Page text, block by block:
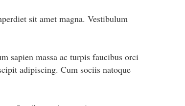
sit amet magna. Vestibulum
sapien massa ac turpis faucibus orci
adipiscing. Cum sociis natoque